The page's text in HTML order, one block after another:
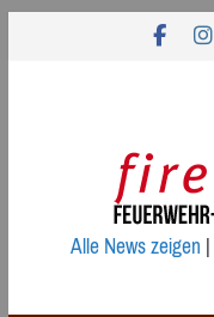
Alle News zeigen|